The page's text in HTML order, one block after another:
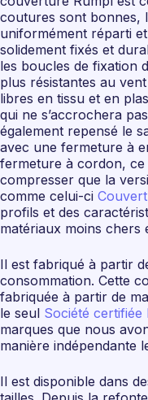
coutures sont bonnes,
uniformément réparti
solidement fixés et
les boucles de fixation
plus résistantes au
libres en tissu et en
qui ne s’accrochera
également repensé le
avec une fermeture à
fermeture à cordon,
compresser que la
comme celui-ci
profils et des
matériaux moins chers
Il est fabriqué à partir
consommation. Cette
fabriquée à partir de
le seul Société certifiée
marques que nous
manière indépendante
Il est disponible dans